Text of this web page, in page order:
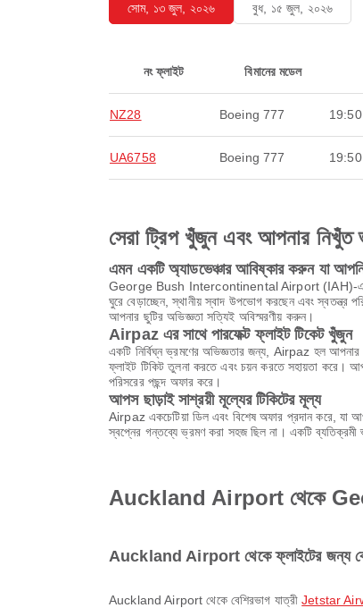
সোম, ১৩ জুল, ২০২৬ বুধ, ১৫ জুল, ২০২৬
নং ফ্লাইট বিমানের মডেল
NZ28 Boeing 777 19:50
UA6758 Boeing 777 19:50
সেরা ট্রিপ খুঁজুন এবং আপনার নিখুঁত
এমন একটি অ্যাডভেঞ্চার আবিষ্কার করুন যা
George Bush Intercontinental Airport (IAH)-এর একটি
ঘুরে বেড়াচ্ছেন, স্থানীয় স্বাদ উপভোগ করছেন এবং
আপনার ছুটির অভিজ্ঞতা সত্যিই অবিস্মরণীয় করুন।
Airpaz এর সাথে পারফেক্ট ফ্লাইট টিকেট খুঁজুন
একটি নির্বিঘ্ন ভ্রমণের অভিজ্ঞতার জন্য, Airpaz হল আপনার
ফ্লাইট টিকিট তুলনা করতে এবং চয়ন করতে সহায়তা করে।
পরিসরের পছন্দ অফার করে।
আপস ছাড়াই সাশ্রয়ী মূল্যের টিকিটের মূল্য
Airpaz একচেটিয়া ডিল এবং বিশেষ অফার প্রদান করে, যা
স্বপ্নের গন্তব্যে ভ্রমণ করা সহজ ছিল না। একটি
Auckland Airport থেকে
Auckland Airport থেকে ফ্লাইটের জন্য
Auckland Airport থেকে বেশিরভাগ যাত্রীJetstar